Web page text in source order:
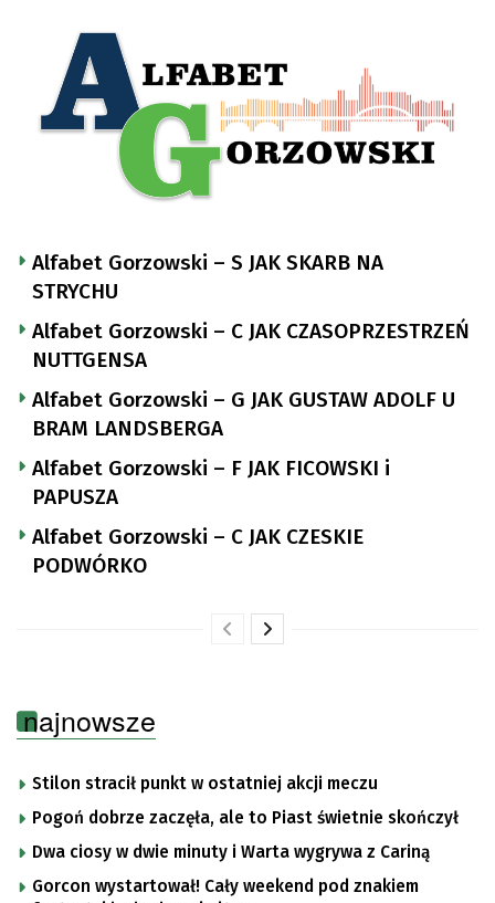
Alfabet Gorzowski – S JAK SKARB NA
STRYCHU
Alfabet Gorzowski – C JAK CZASOPRZESTRZEŃ
NUTTGENSA
Alfabet Gorzowski – G JAK GUSTAW ADOLF U
BRAM LANDSBERGA
Alfabet Gorzowski – F JAK FICOWSKI i
PAPUSZA
Alfabet Gorzowski – C JAK CZESKIE
PODWÓRKO
najnowsze
Stilon stracił punkt w ostatniej akcji meczu
Pogoń dobrze zaczęła, ale to Piast świetnie skończył
Dwa ciosy w dwie minuty i Warta wygrywa z Cariną
Gorcon wystartował! Cały weekend pod znakiem